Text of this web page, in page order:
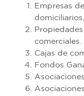
Empresas
domiciliarios.
comerciales.
Cajas de
Fondos